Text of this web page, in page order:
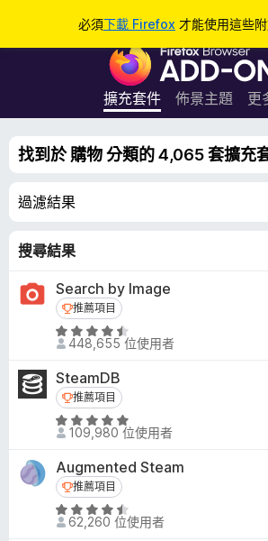
必須下載 Firefox 才能使用這些附
F
r
e
o
擴充套件 佈景主題 更
找到於 購物 分類的 4,065 套擴充
過濾結果
搜尋結果
Search by Image
推薦項目
推薦項目
評
價
4
.
6
分
滿
分
5
分
448,655 位使用者
SteamDB
推薦項目
推薦項目
評
價
4
.
8
分
109,980 位使用者
Augmented Steam
推薦項目
推薦項目
評
價
62,260 位使用者